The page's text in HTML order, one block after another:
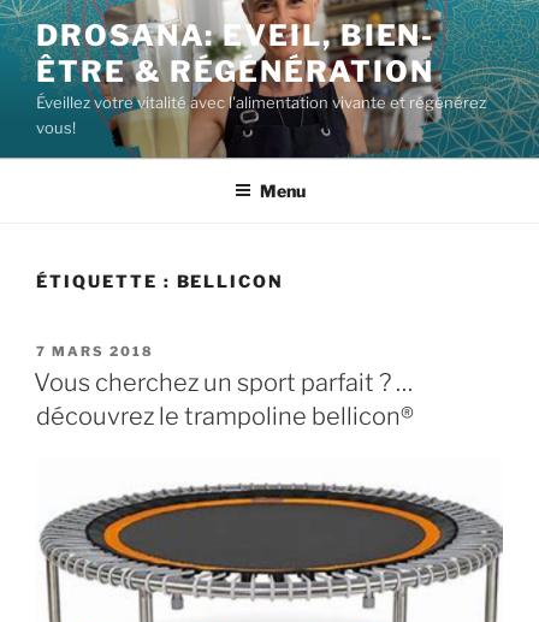
DROSANA: EVEIL, BIEN-
ÊTRE & RÉGÉNÉRATION
Éveillez votre vitalité avec l'alimentation vivante et régénérez
vous!
Menu
ÉTIQUETTE : BELLICON
7 MARS 2018
Vous cherchez un sport parfait ? …
découvrez le trampoline bellicon®